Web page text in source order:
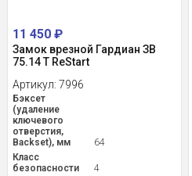
11 450 ₽
Замок врезной Гардиан ЗВ
75.14 Т ReStart
Артикул: 7996
Бэксет
(удаление
ключевого
отверстия,
Backset), мм
64
Класс
безопасности
4